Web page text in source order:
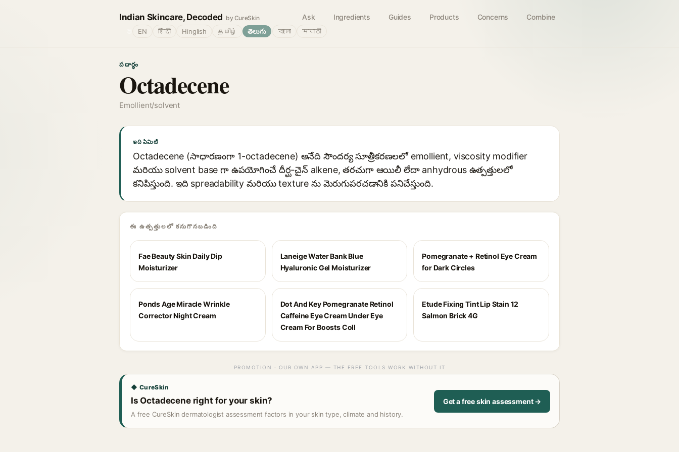
Indian Skincare, Decoded by CureSkin Ask Ingredients Guides Products Concerns Combine
EN हिंदी Hinglish தமிழ் తెలుగు বাংলা मराठी
పదార్థం
Octadecene
Emollient/solvent
ఇది ఏమిటి
Octadecene (సాధారణంగా 1-octadecene) అనేది సౌందర్య సూత్రీకరణలలో emollient, viscosity modifier
మరియు solvent base గా ఉపయోగించే దీర్ఘ-చైన్ alkene, తరచుగా ఆయిలీ లేదా anhydrous ఉత్పత్తులలో
కనిపిస్తుంది. ఇది spreadability మరియు texture ను మెరుగుపరచడానికి పనిచేస్తుంది.
ఈ ఉత్పత్తులలో కనుగొనబడింది
Fae Beauty Skin Daily Dip
Moisturizer
Laneige Water Bank Blue
Hyaluronic Gel Moisturizer
Pomegranate + Retinol Eye Cream
for Dark Circles
Ponds Age Miracle Wrinkle
Corrector Night Cream
Dot And Key Pomegranate Retinol
Caffeine Eye Cream Under Eye
Cream For Boosts Coll
Etude Fixing Tint Lip Stain 12
Salmon Brick 4G
PROMOTION · OUR OWN APP — THE FREE TOOLS WORK WITHOUT IT
◆ CureSkin
Is Octadecene right for your skin?
A free CureSkin dermatologist assessment factors in your skin type, climate and history.
Get a free skin assessment →